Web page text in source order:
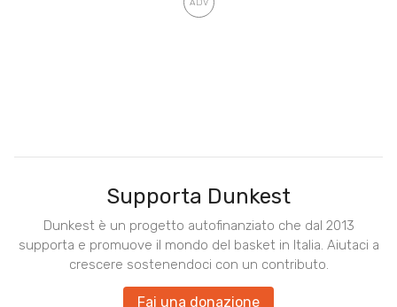
Supporta Dunkest
Dunkest è un progetto autofinanziato che dal 2013
supporta e promuove il mondo del basket in Italia. Aiutaci a
crescere sostenendoci con un contributo.
Fai una donazione